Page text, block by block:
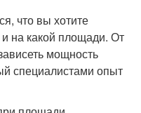
что вы хотите
на какой площади. От
мощность
специалистами опыт